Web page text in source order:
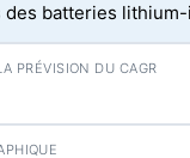
des batteries